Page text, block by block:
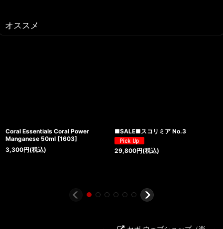
オススメ
Coral Essentials Coral Power
Manganese 50ml [1603]
3,300円(税込)
■SALE■スコリミア No.3
29,800円(税込)